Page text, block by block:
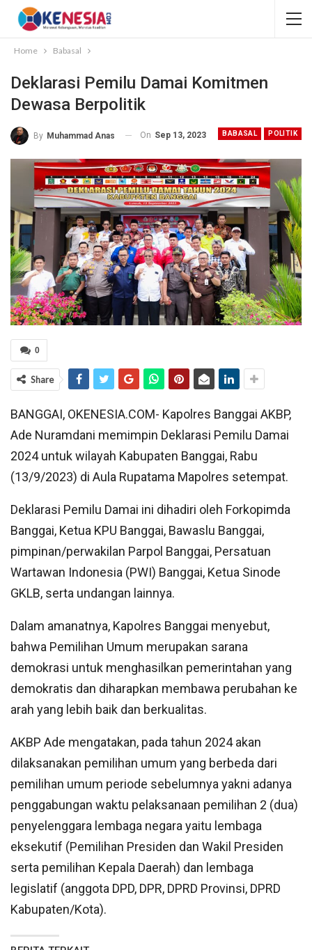
Home Babasal
Deklarasi Pemilu Damai Komitmen
Dewasa Berpolitik
BABASAL POLITIK
By Muhammad Anas On Sep 13, 2023
0
Share
BANGGAI, OKENESIA.COM- Kapolres Banggai AKBP,
Ade Nuramdani memimpin Deklarasi Pemilu Damai
2024 untuk wilayah Kabupaten Banggai, Rabu
(13/9/2023) di Aula Rupatama Mapolres setempat.
Deklarasi Pemilu Damai ini dihadiri oleh Forkopimda
Banggai, Ketua KPU Banggai, Bawaslu Banggai,
pimpinan/perwakilan Parpol Banggai, Persatuan
Wartawan Indonesia (PWI) Banggai, Ketua Sinode
GKLB, serta undangan lainnya.
Dalam amanatnya, Kapolres Banggai menyebut,
bahwa Pemilihan Umum merupakan sarana
demokrasi untuk menghasilkan pemerintahan yang
demokratis dan diharapkan membawa perubahan ke
arah yang lebih baik dan berkualitas.
AKBP Ade mengatakan, pada tahun 2024 akan
dilaksanakan pemilihan umum yang berbeda dari
pemilihan umum periode sebelumnya yakni adanya
penggabungan waktu pelaksanaan pemilihan 2 (dua)
penyelenggara lembaga negara yaitu lembaga
eksekutif (Pemilihan Presiden dan Wakil Presiden
serta pemilihan Kepala Daerah) dan lembaga
legislatif (anggota DPD, DPR, DPRD Provinsi, DPRD
Kabupaten/Kota).